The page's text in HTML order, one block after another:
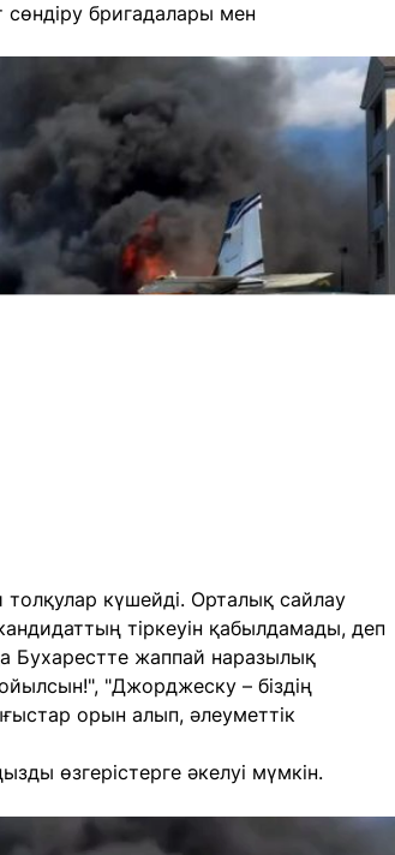
сөндіру бригадалары мен
күшейді. Орталық сайлау
тіркеуін қабылдамады, деп
Бухарестте жаппай наразылық
"Джорджеску – біздің
орын алып, әлеуметтік
өзгерістерге әкелуі мүмкін.